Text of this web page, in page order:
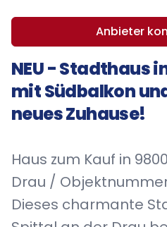
Anbieter
NEU - Stadthaus
mit Südbalkon
neues Zuhause!
Haus zum Kauf in
Drau /
Dieses charmante